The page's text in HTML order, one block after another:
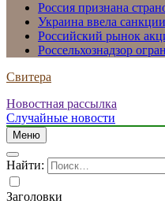
Россия признана
Украина ввела
Российский рынок
Россельхознадзор
Свитера
Новостная рассылка
Случайные новости
Меню
Найти:
Заголовки